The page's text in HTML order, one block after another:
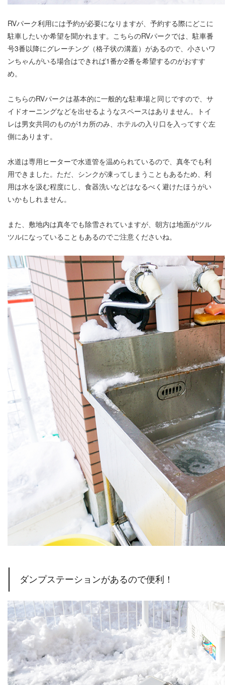
RVパーク利用には予約が必要になりますが、予約する際にどこに
駐車したいか希望を聞かれます。こちらのRVパークでは、駐車番
号3番以降にグレーチング（格子状の溝蓋）があるので、小さいワ
ンちゃんがいる場合はできれば1番か2番を希望するのがおすす
め。
こちらのRVパークは基本的に一般的な駐車場と同じですので、サ
イドオーニングなどを出せるようなスペースはありません。トイ
レは男女共同のものが1カ所のみ、ホテルの入り口を入ってすぐ左
側にあります。
水道は専用ヒーターで水道管を温められているので、真冬でも利
用できました。ただ、シンクが凍ってしまうこともあるため、利
用は水を汲む程度にし、食器洗いなどはなるべく避けたほうがい
いかもしれません。
また、敷地内は真冬でも除雪されていますが、朝方は地面がツル
ツルになっていることもあるのでご注意くださいね。
ダンプステーションがあるので便利！